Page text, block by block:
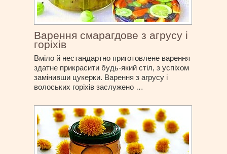
Варення смарагдове з агрусу і
горіхів
Вміло й нестандартно приготовлене варення
здатне прикрасити будь-який стіл, з успіхом
замінивши цукерки. Варення з агрусу і
волоських горіхів заслужено …